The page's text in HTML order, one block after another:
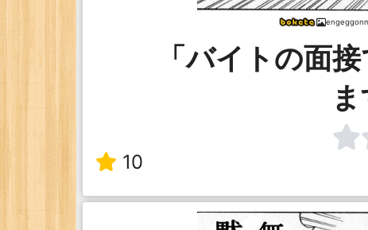
「バイトの面
ま
10